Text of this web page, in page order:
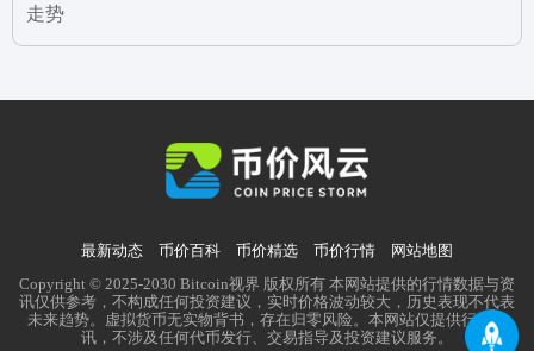
走势
最新动态 币价百科 币价精选 币价行情 网站地图
Copyright © 2025-2030 Bitcoin视界 版权所有 本网站提供的行情数据与资
讯仅供参考，不构成任何投资建议，实时价格波动较大，历史表现不代表
未来趋势。虚拟货币无实物背书，存在归零风险。本网站仅提供行业资
讯，不涉及任何代币发行、交易指导及投资建议服务。